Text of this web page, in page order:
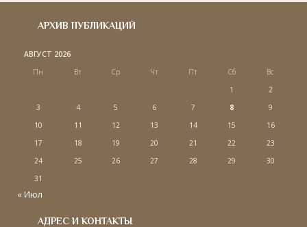
АРХИВ ПУБЛИКАЦИЙ
АВГУСТ 2026
Пн
Вт Ср Чт Пт Сб
Вс
1
2
3
4 5 6 7 8
9
10
11 12 13 14 15
16
17
18 19 20 21 22
23
24
25 26 27 28 29
30
31
« Июл
АДРЕС И КОНТАКТЫ